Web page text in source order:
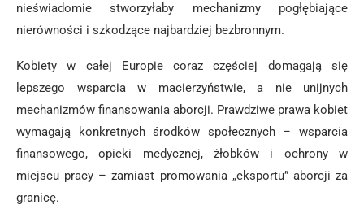
nieświadomie stworzyłaby mechanizmy pogłębiające
nierówności i szkodzące najbardziej bezbronnym.
Kobiety w całej Europie coraz częściej domagają się
lepszego wsparcia w macierzyństwie, a nie unijnych
mechanizmów finansowania aborcji. Prawdziwe prawa kobiet
wymagają konkretnych środków społecznych – wsparcia
finansowego, opieki medycznej, żłobków i ochrony w
miejscu pracy – zamiast promowania „eksportu” aborcji za
granicę.